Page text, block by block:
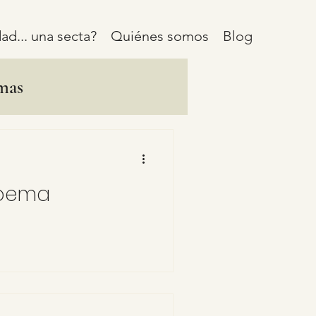
una secta? Quiénes somos Blog